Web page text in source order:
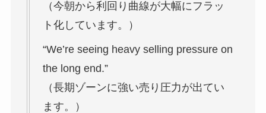
（今朝から利回り曲線が大幅にフラッ
ト化しています。）
“We’re seeing heavy selling pressure on
the long end.”
（長期ゾーンに強い売り圧力が出てい
ます。）